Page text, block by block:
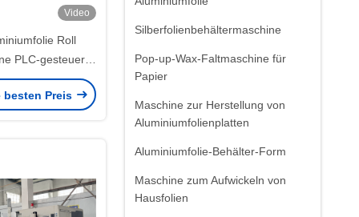
Silberfolienbehältermaschine
Pop-up-Wax-Faltmaschine für
Papier
Maschine zur Herstellung von
Aluminiumfolienplatten
Aluminiumfolie-Behälter-Form
Maschine zum Aufwickeln von
Hausfolien
Video
Roll
PLC-gesteuert
Abstoßung
besten Preis